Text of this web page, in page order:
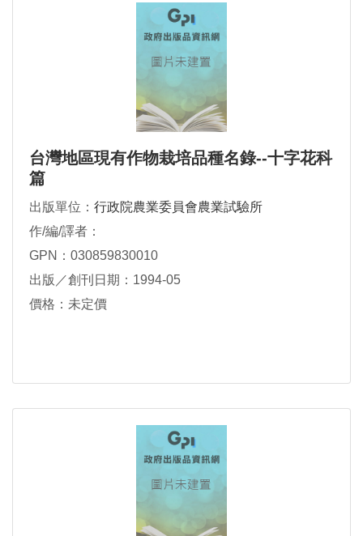
台灣地區現有作物栽培品種名錄--十字花科
篇
出版單位： 行政院農業委員會農業試驗所
作/編/譯者：
GPN：030859830010
出版／創刊日期：1994-05
價格：未定價